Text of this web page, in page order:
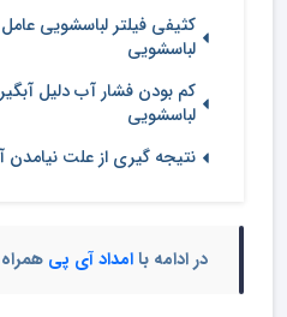
کثیفی فیلتر لباسشویی
لباسشویی
کم بودن فشار آب دلیل
لباسشویی
نتیجه گیری از علت
در ادامه با امداد آی پی